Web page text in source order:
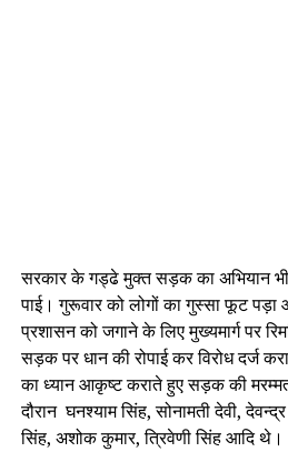
सरकार के गड्ढे मुक्त सड़क का अभियान
पाई। गुरूवार को लोगों का गुस्सा फूट पड़ा
प्रशासन को जगाने के लिए मुख्यमार्ग पर
सड़क पर धान की रोपाई कर विरोध दर्ज
का ध्यान आकृष्ट कराते हुए सड़क की
दौरान घनश्याम सिंह, सोनामती देवी,
सिंह, अशोक कुमार, त्रिवेणी सिंह आदि थे।